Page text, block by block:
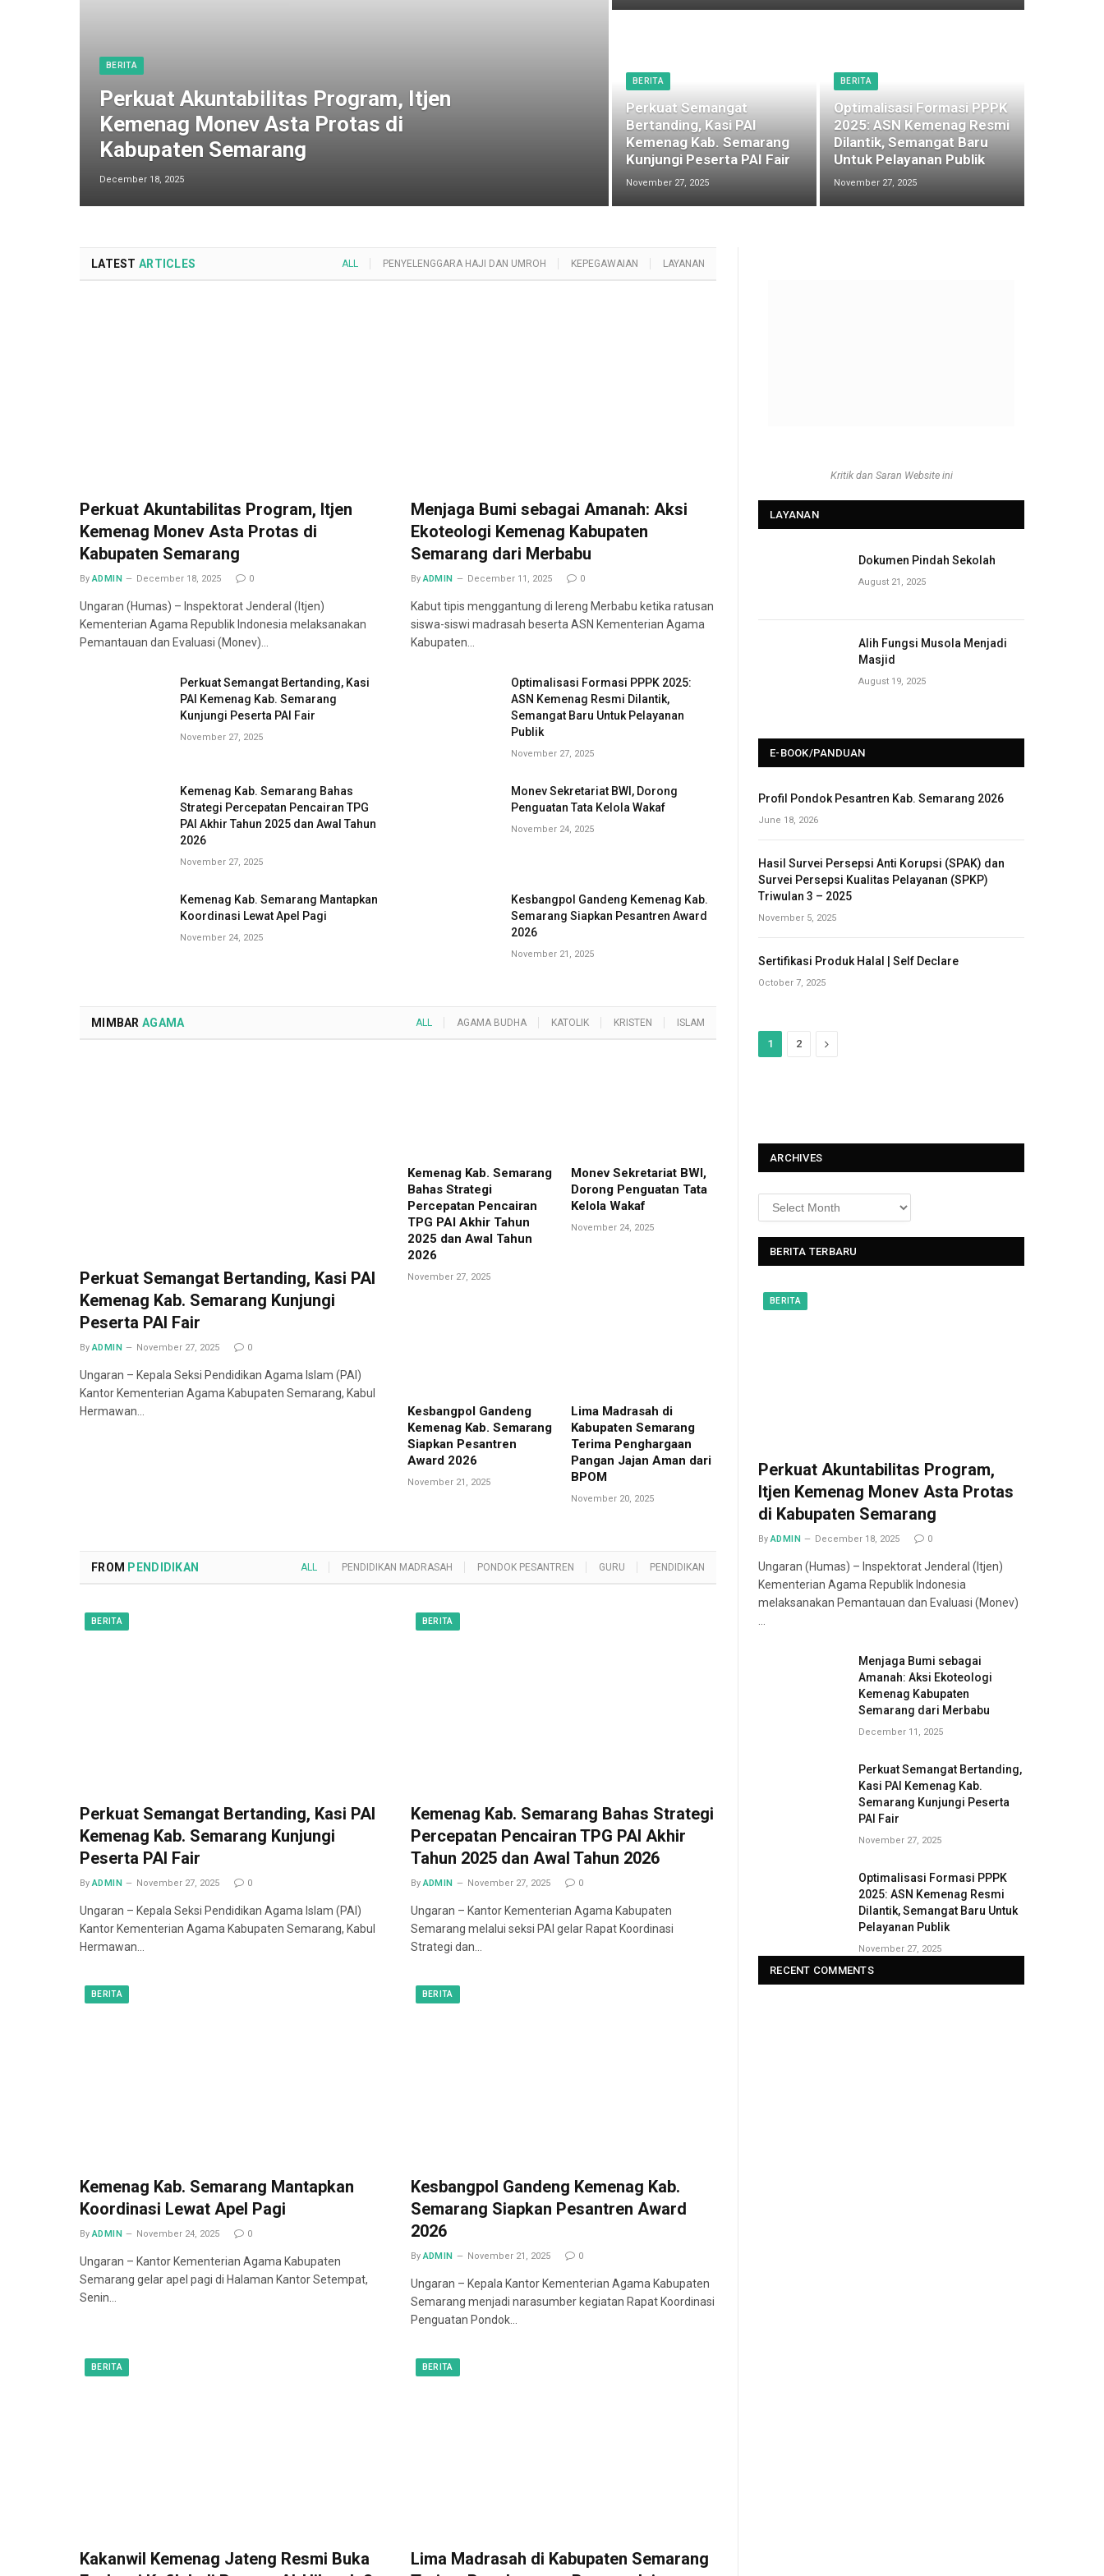
BERITA
Perkuat Akuntabilitas Program, Itjen
Kemenag Monev Asta Protas di
Kabupaten Semarang
December 18, 2025
BERITA
Perkuat Semangat
Bertanding, Kasi PAI
Kemenag Kab. Semarang
Kunjungi Peserta PAI Fair
November 27, 2025
BERITA
Optimalisasi Formasi PPPK
2025: ASN Kemenag Resmi
Dilantik, Semangat Baru
Untuk Pelayanan Publik
November 27, 2025
LATEST ARTICLES ALL PENYELENGGARA HAJI DAN UMROH KEPEGAWAIAN LAYANAN
Perkuat Akuntabilitas Program, Itjen
Kemenag Monev Asta Protas di
Kabupaten Semarang
By ADMIN December 18, 2025 0
Ungaran (Humas) – Inspektorat Jenderal (Itjen)
Kementerian Agama Republik Indonesia melaksanakan
Pemantauan dan Evaluasi (Monev)…
Menjaga Bumi sebagai Amanah: Aksi
Ekoteologi Kemenag Kabupaten
Semarang dari Merbabu
By ADMIN December 11, 2025 0
Kabut tipis menggantung di lereng Merbabu ketika ratusan
siswa-siswi madrasah beserta ASN Kementerian Agama
Kabupaten…
Perkuat Semangat Bertanding, Kasi
PAI Kemenag Kab. Semarang
Kunjungi Peserta PAI Fair
November 27, 2025
Optimalisasi Formasi PPPK 2025:
ASN Kemenag Resmi Dilantik,
Semangat Baru Untuk Pelayanan
Publik
November 27, 2025
Kemenag Kab. Semarang Bahas
Strategi Percepatan Pencairan TPG
PAI Akhir Tahun 2025 dan Awal Tahun
2026
November 27, 2025
Monev Sekretariat BWI, Dorong
Penguatan Tata Kelola Wakaf
November 24, 2025
Kemenag Kab. Semarang Mantapkan
Koordinasi Lewat Apel Pagi
November 24, 2025
Kesbangpol Gandeng Kemenag Kab.
Semarang Siapkan Pesantren Award
2026
November 21, 2025
MIMBAR AGAMA ALL AGAMA BUDHA KATOLIK KRISTEN ISLAM
Perkuat Semangat Bertanding, Kasi PAI
Kemenag Kab. Semarang Kunjungi
Peserta PAI Fair
By ADMIN November 27, 2025 0
Ungaran – Kepala Seksi Pendidikan Agama Islam (PAI)
Kantor Kementerian Agama Kabupaten Semarang, Kabul
Hermawan…
Kemenag Kab. Semarang
Bahas Strategi
Percepatan Pencairan
TPG PAI Akhir Tahun
2025 dan Awal Tahun
2026
November 27, 2025
Monev Sekretariat BWI,
Dorong Penguatan Tata
Kelola Wakaf
November 24, 2025
Kesbangpol Gandeng
Kemenag Kab. Semarang
Siapkan Pesantren
Award 2026
November 21, 2025
Lima Madrasah di
Kabupaten Semarang
Terima Penghargaan
Pangan Jajan Aman dari
BPOM
November 20, 2025
FROM PENDIDIKAN ALL PENDIDIKAN MADRASAH PONDOK PESANTREN GURU PENDIDIKAN
BERITA
Perkuat Semangat Bertanding, Kasi PAI
Kemenag Kab. Semarang Kunjungi
Peserta PAI Fair
By ADMIN November 27, 2025 0
Ungaran – Kepala Seksi Pendidikan Agama Islam (PAI)
Kantor Kementerian Agama Kabupaten Semarang, Kabul
Hermawan…
BERITA
Kemenag Kab. Semarang Bahas Strategi
Percepatan Pencairan TPG PAI Akhir
Tahun 2025 dan Awal Tahun 2026
By ADMIN November 27, 2025 0
Ungaran – Kantor Kementerian Agama Kabupaten
Semarang melalui seksi PAI gelar Rapat Koordinasi
Strategi dan…
BERITA
Kemenag Kab. Semarang Mantapkan
Koordinasi Lewat Apel Pagi
By ADMIN November 24, 2025 0
Ungaran – Kantor Kementerian Agama Kabupaten
Semarang gelar apel pagi di Halaman Kantor Setempat,
Senin…
BERITA
Kesbangpol Gandeng Kemenag Kab.
Semarang Siapkan Pesantren Award
2026
By ADMIN November 21, 2025 0
Ungaran – Kepala Kantor Kementerian Agama Kabupaten
Semarang menjadi narasumber kegiatan Rapat Koordinasi
Penguatan Pondok…
BERITA
Kakanwil Kemenag Jateng Resmi Buka
BERITA
Lima Madrasah di Kabupaten Semarang
Kritik dan Saran Website ini
LAYANAN
Dokumen Pindah Sekolah
August 21, 2025
Alih Fungsi Musola Menjadi
Masjid
August 19, 2025
E-BOOK/PANDUAN
Profil Pondok Pesantren Kab. Semarang 2026
June 18, 2026
Hasil Survei Persepsi Anti Korupsi (SPAK) dan
Survei Persepsi Kualitas Pelayanan (SPKP)
Triwulan 3 – 2025
November 5, 2025
Sertifikasi Produk Halal | Self Declare
October 7, 2025
1 2
N
ARCHIVES
BERITA TERBARU
BERITA
Perkuat Akuntabilitas Program,
Itjen Kemenag Monev Asta Protas
di Kabupaten Semarang
By ADMIN December 18, 2025 0
Ungaran (Humas) – Inspektorat Jenderal (Itjen)
Kementerian Agama Republik Indonesia
melaksanakan Pemantauan dan Evaluasi (Monev)
…
Menjaga Bumi sebagai
Amanah: Aksi Ekoteologi
Kemenag Kabupaten
Semarang dari Merbabu
December 11, 2025
Perkuat Semangat Bertanding,
Kasi PAI Kemenag Kab.
Semarang Kunjungi Peserta
PAI Fair
November 27, 2025
Optimalisasi Formasi PPPK
2025: ASN Kemenag Resmi
Dilantik, Semangat Baru Untuk
Pelayanan Publik
November 27, 2025
RECENT COMMENTS